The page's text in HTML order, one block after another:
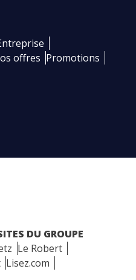
offres Promotions
DU GROUPE
Le Robert
Lisez.com